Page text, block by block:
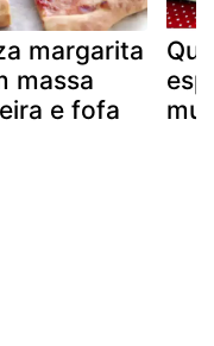
margarita
massa
e fofa